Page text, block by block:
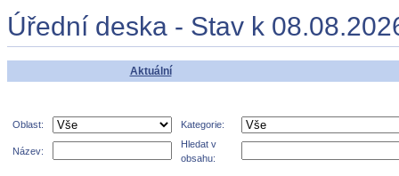
Úřední deska - Stav k
Aktuální
Oblast: Kategorie:
Název:
Hledat v
obsahu: